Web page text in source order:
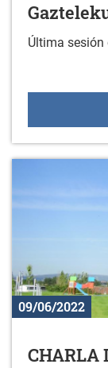
Última sesión
09/06/2022
CHARLA